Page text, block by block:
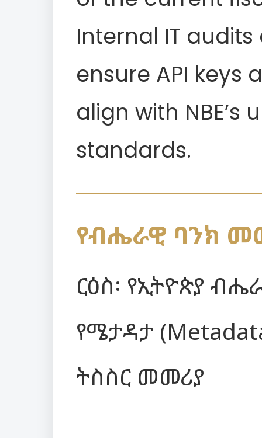
Internal IT
ensure API keys
align with
standards.
የብሔራዊ ባንክ
ርዕስ፡ የኢትዮጵያ
የሜታዳታ
ትስስር መመሪያ